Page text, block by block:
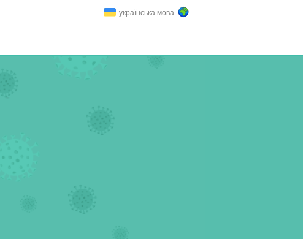
українська мова